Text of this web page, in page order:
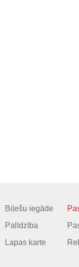
Biļešu iegāde
Palīdzība
Lapas karte